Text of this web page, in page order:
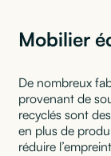
Mobilier
De nombreux
provenant de
recyclés sont
en plus de
réduire